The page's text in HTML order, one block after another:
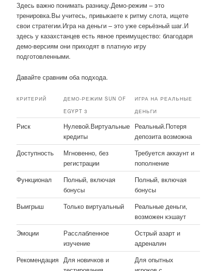
Здесь важно понимать разницу.Демо-режим – это
тренировка.Вы учитесь, привыкаете к ритму слота, ищете
свои стратегии.Игра на деньги – это уже серьёзный шаг.И
здесь у казахстанцев есть явное преимущество: благодаря
демо-версиям они приходят в платную игру
подготовленными.
Давайте сравним оба подхода.
КРИТЕРИЙ
ДЕМО-РЕЖИМ SUN OF
EGYPT 3
ИГРА НА РЕАЛЬНЫЕ
ДЕНЬГИ
Риск
Нулевой.Виртуальные
кредиты
Реальный.Потеря
депозита возможна
Доступность
Мгновенно, без
регистрации
Требуется аккаунт и
пополнение
Функционал
Полный, включая
бонусы
Полный, включая
бонусы
Выигрыш
Только виртуальный
Реальные деньги,
возможен кэшаут
Эмоции
Расслабленное
изучение
Острый азарт и
адреналин
Рекомендация Для новичков и
Для опытных